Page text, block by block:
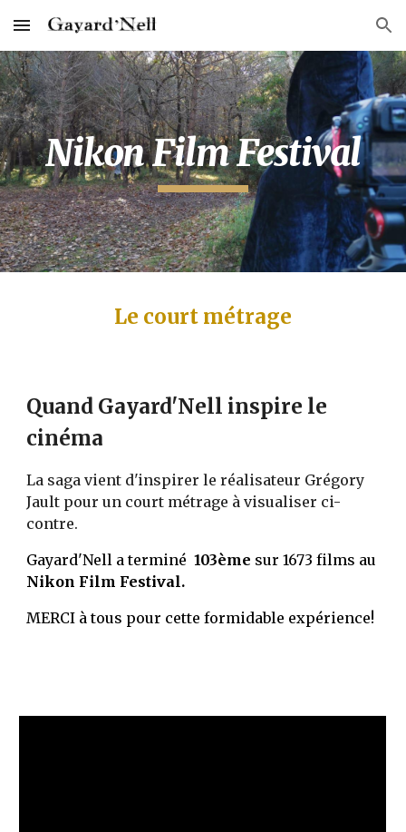
Skip to main content Skip to navigation
Nikon Film Festival
Le court métrage
Quand Gayard'Nell inspire le
cinéma
La saga vient d'inspirer le réalisateur Grégory
Jault pour un court métrage à visualiser ci-
contre.
Gayard'Nell a terminé 103ème
Nikon Film Festival.
MERCI à tous pour cette formidable expérience!